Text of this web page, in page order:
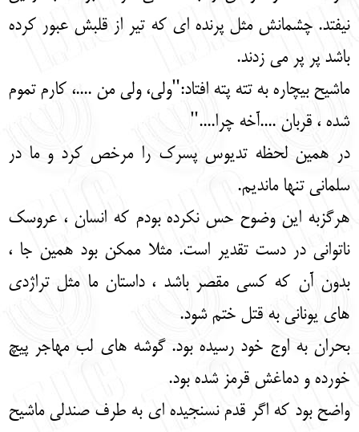
نیفتد. چشمانش مثل پرنده ای که تیر از قلبش عبور کرده
باشد پر پر می زدند.
ماشیح بیچاره به تته پته افتاد:"ولی، ولی من ....، کارم تموم
شده ، قربان ....آخه چرا...."
در همین لحظه تدیوس پسرک را مرخص کرد و ما در
سلمانی تنها ماندیم.
هرگزبه این وضوح حس نکرده بودم که انسان ، عروسک
ناتوانی در دست تقدیر است. مثلا ممکن بود همین جا ،
بدون آن که کسی مقصر باشد ، داستان ما مثل تراژدی
های یونانی به قتل ختم شود.
بحران به اوج خود رسیده بود. گوشه های لب مهاجر پیچ
خورده و دماغش قرمز شده بود.
واضح بود که اگر قدم نسنجیده ای به طرف صندلی ماشیح